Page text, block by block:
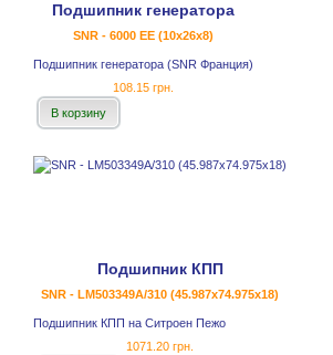
Подшипник генератора
SNR - 6000 EE (10x26x8)
Подшипник генератора (SNR Франция)
108.15 грн.
В корзину
Подшипник КПП
SNR - LM503349A/310 (45.987x74.975x18)
Подшипник КПП на Ситроен Пежо
1071.20 грн.